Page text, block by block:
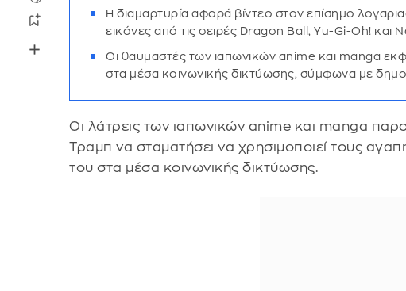
Η διαμαρτυρία αφορά βίντεο στον επίσημο
εικόνες από τις σειρές Dragon Ball, Yu-Gi-Oh! και
Οι θαυμαστές των ιαπωνικών anime και manga
στα μέσα κοινωνικής δικτύωσης, σύμφωνα με
Οι λάτρεις των ιαπωνικών anime και manga
Τραμπ να σταματήσει να χρησιμοποιεί τους
του στα μέσα κοινωνικής δικτύωσης.